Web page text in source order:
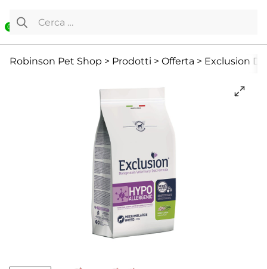
0
Ricerca per:
Robinson Pet Shop > Prodotti > Offerta > Exclusion